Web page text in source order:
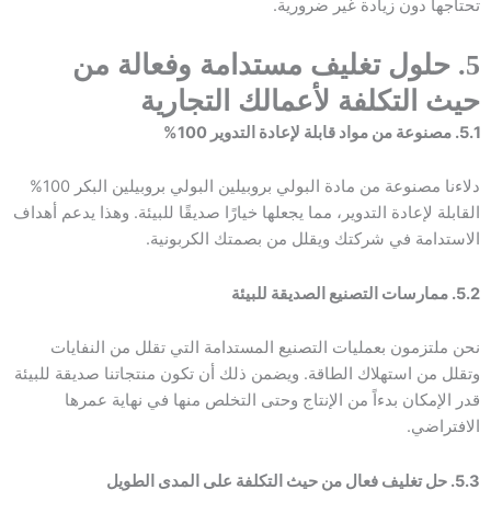
تحتاجها دون زيادة غير ضرورية.
5. حلول تغليف مستدامة وفعالة من
حيث التكلفة لأعمالك التجارية
5.1. مصنوعة من مواد قابلة لإعادة التدوير 100%
دلاءنا مصنوعة من مادة البولي بروبيلين البولي بروبيلين البكر 100%
القابلة لإعادة التدوير، مما يجعلها خيارًا صديقًا للبيئة. وهذا يدعم أهداف
الاستدامة في شركتك ويقلل من بصمتك الكربونية.
5.2. ممارسات التصنيع الصديقة للبيئة
نحن ملتزمون بعمليات التصنيع المستدامة التي تقلل من النفايات
وتقلل من استهلاك الطاقة. ويضمن ذلك أن تكون منتجاتنا صديقة للبيئة
قدر الإمكان بدءاً من الإنتاج وحتى التخلص منها في نهاية عمرها
الافتراضي.
5.3. حل تغليف فعال من حيث التكلفة على المدى الطويل